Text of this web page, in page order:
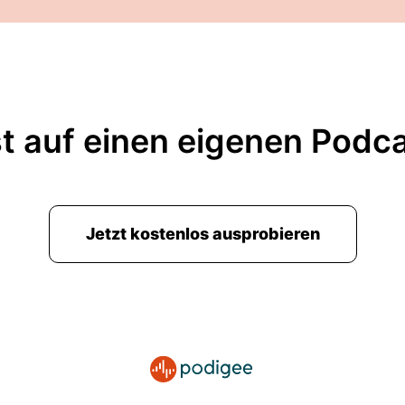
auf einen eigenen
Jetzt kostenlos ausprobieren